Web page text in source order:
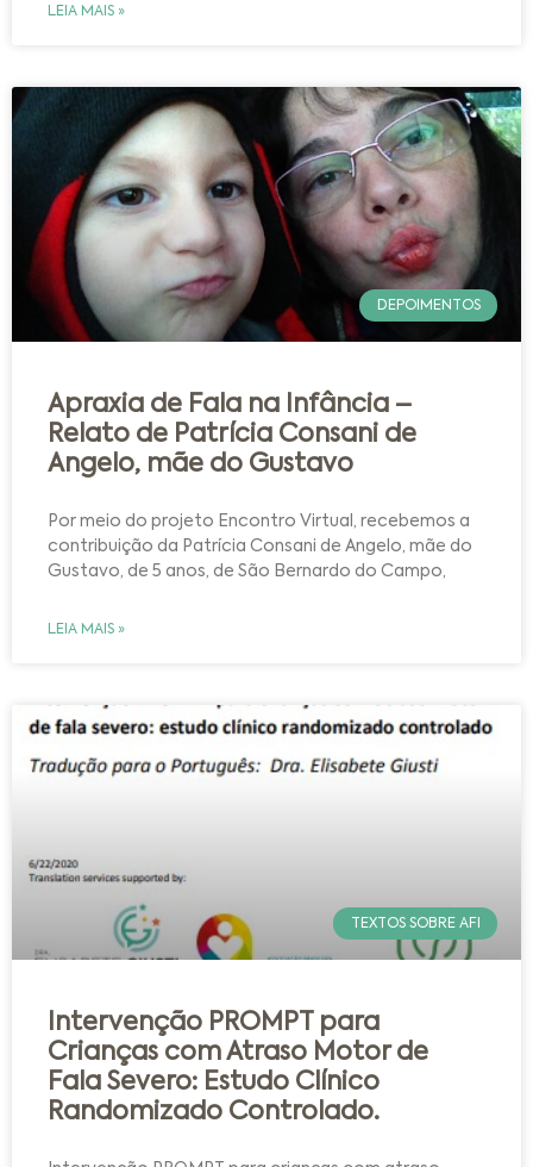
LEIA MAIS »
DEPOIMENTOS
Apraxia de Fala na Infância –
Relato de Patrícia Consani de
Angelo, mãe do Gustavo
Por meio do projeto Encontro Virtual, recebemos a
contribuição da Patrícia Consani de Angelo, mãe do
Gustavo, de 5 anos, de São Bernardo do Campo,
LEIA MAIS »
TEXTOS SOBRE AFI
Intervenção PROMPT para
Crianças com Atraso Motor de
Fala Severo: Estudo Clínico
Randomizado Controlado.